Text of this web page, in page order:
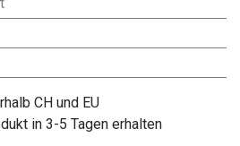
CH und EU
in 3-5 Tagen erhalten